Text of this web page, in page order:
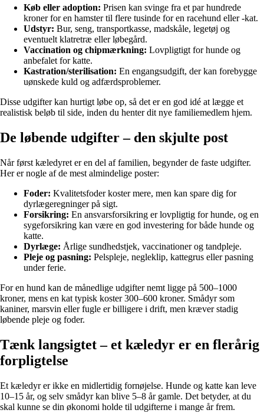
Køb eller adoption: Prisen kan svinge fra et par hundrede
kroner for en hamster til flere tusinde for en racehund eller -kat.
Udstyr: Bur, seng, transportkasse, madskåle, legetøj og
eventuelt klatretræ eller løbegård.
Vaccination og chipmærkning: Lovpligtigt for hunde og
anbefalet for katte.
Kastration/sterilisation: En engangsudgift, der kan forebygge
uønskede kuld og adfærdsproblemer.
Disse udgifter kan hurtigt løbe op, så det er en god idé at lægge et
realistisk beløb til side, inden du henter dit nye familiemedlem hjem.
De løbende udgifter – den skjulte post
Når først kæledyret er en del af familien, begynder de faste udgifter.
Her er nogle af de mest almindelige poster:
Foder: Kvalitetsfoder koster mere, men kan spare dig for
dyrlægeregninger på sigt.
Forsikring: En ansvarsforsikring er lovpligtig for hunde, og en
sygeforsikring kan være en god investering for både hunde og
katte.
Dyrlæge: Årlige sundhedstjek, vaccinationer og tandpleje.
Pleje og pasning: Pelspleje, negleklip, kattegrus eller pasning
under ferie.
For en hund kan de månedlige udgifter nemt ligge på 500–1000
kroner, mens en kat typisk koster 300–600 kroner. Smådyr som
kaniner, marsvin eller fugle er billigere i drift, men kræver stadig
løbende pleje og foder.
Tænk langsigtet – et kæledyr er en flerårig
forpligtelse
Et kæledyr er ikke en midlertidig fornøjelse. Hunde og katte kan leve
10–15 år, og selv smådyr kan blive 5–8 år gamle. Det betyder, at du
skal kunne se din økonomi holde til udgifterne i mange år frem.